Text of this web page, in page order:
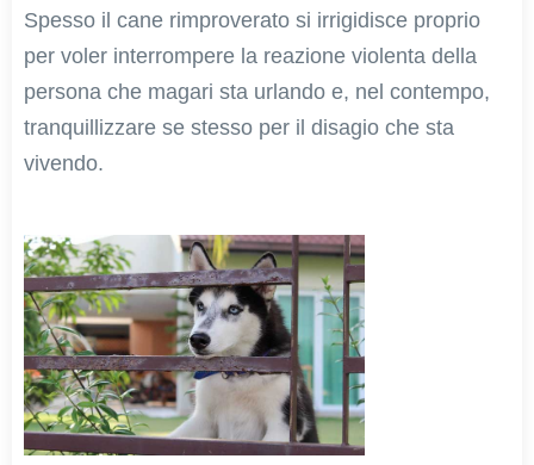
Spesso il cane rimproverato si irrigidisce proprio
per voler interrompere la reazione violenta della
persona che magari sta urlando e, nel contempo,
tranquillizzare se stesso per il disagio che sta
vivendo.